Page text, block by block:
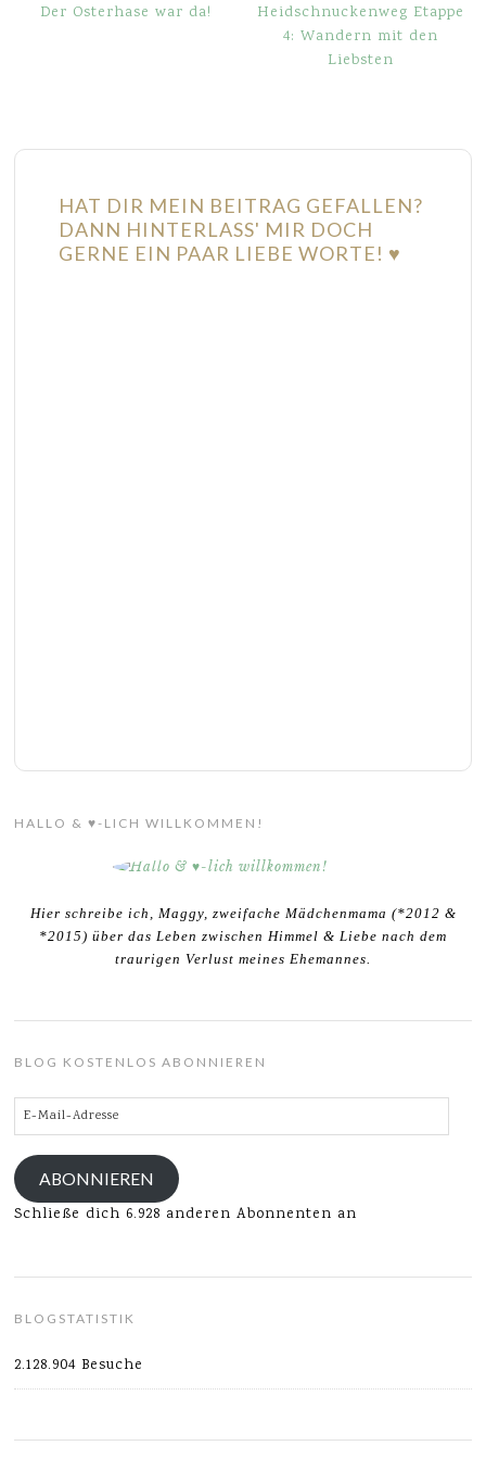
Der Osterhase war da!
Heidschnuckenweg Etappe
4: Wandern mit den
Liebsten
HAT DIR MEIN BEITRAG GEFALLEN?
DANN HINTERLASS' MIR DOCH
GERNE EIN PAAR LIEBE WORTE! ♥
HALLO & ♥-LICH WILLKOMMEN!
Hier schreibe ich, Maggy, zweifache Mädchenmama (*2012 &
*2015) über das Leben zwischen Himmel & Liebe nach dem
traurigen Verlust meines Ehemannes.
BLOG KOSTENLOS ABONNIEREN
E-
Mail-
Adresse
ABONNIEREN
Schließe dich 6.928 anderen Abonnenten an
BLOGSTATISTIK
2.128.904 Besuche